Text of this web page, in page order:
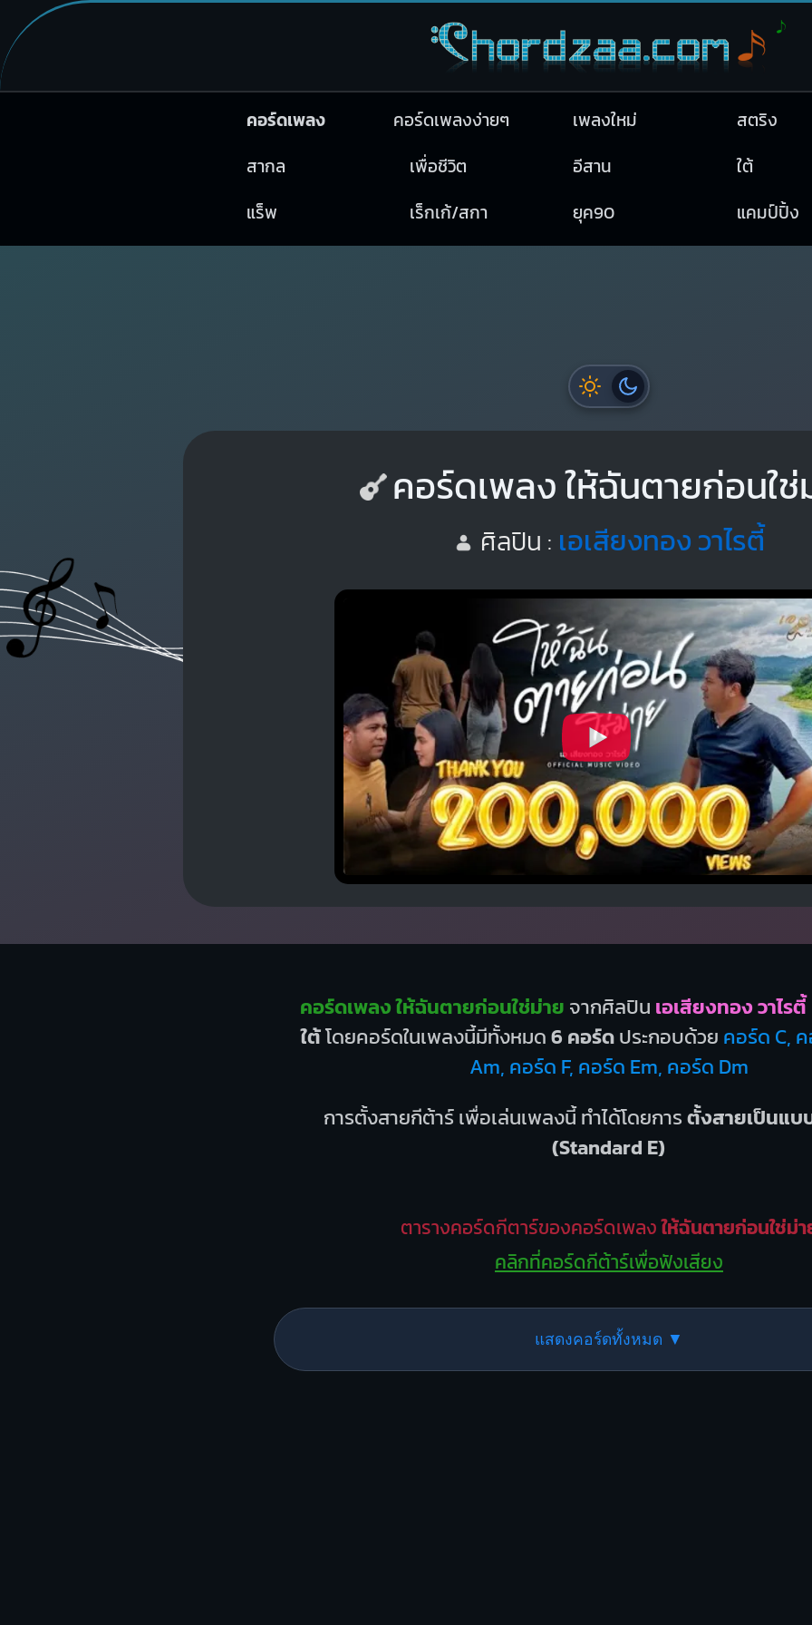
คอร์ดเพลง คอร์ดเพลงง่ายๆ เพลงใหม่
สตริง
สากล
เพื่อชีวิต อีสาน
ใต้
แร็พ
เร็กเก้/สกา ยุค90 แคมป์ปิ้ง
คอร์ดเพลง ให้ฉันตายก่อนใช่
ศิลปิน : เอเสียงทอง วาไรตี้
คอร์ดเพลง ให้ฉันตายก่อนใช่ม่าย จากศิลปิน เอเสียงทอง วาไรตี้
ใต้โดยคอร์ดในเพลงนี้มีทั้งหมด6 คอร์ดประกอบด้วย คอร์ด C,
Am, คอร์ด F, คอร์ด Em, คอร์ด Dm
การตั้งสายกีต้าร์ เพื่อเล่นเพลงนี้ ทำได้โดยการตั้งสายเป็นแบ
(Standard E)
ตารางคอร์ดกีตาร์ของคอร์ดเพลงให้ฉันตายก่อนใช่ม่
คลิกที่คอร์ดกีต้าร์เพื่อฟังเสียง
แสดงคอร์ดทั้งหมด ▼